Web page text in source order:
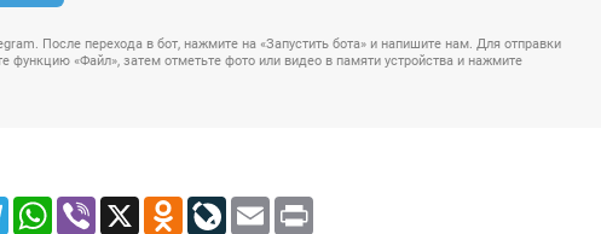
После перехода в бот, нажмите на «Запустить бота» и напишите нам. Для отправки
«Файл», затем отметьте фото или видео в памяти устройства и нажмите
TelegramWhatsApp
Viber X Odnoklassniki
LiveJournal
Email